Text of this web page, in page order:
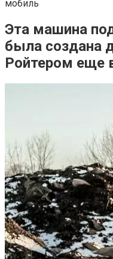
мобиль
Эта машина
была создана
Ройтером еще